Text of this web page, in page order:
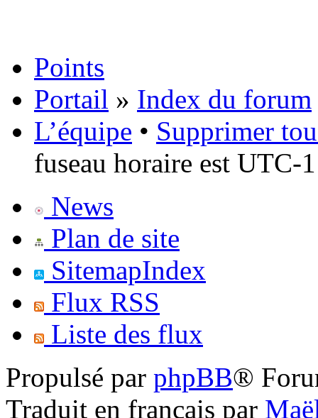
Points
Portail » Index du forum
L’équipe • Supprimer
fuseau horaire est UTC-
News
Plan de site
SitemapIndex
Flux RSS
Liste des flux
Propulsé par phpBB®
Traduit en français par